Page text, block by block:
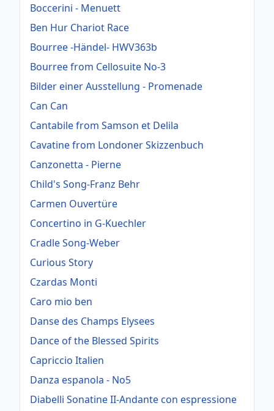
Boccerini - Menuett
Ben Hur Chariot Race
Bourree -Händel- HWV363b
Bourree from Cellosuite No-3
Bilder einer Ausstellung - Promenade
Can Can
Cantabile from Samson et Delila
Cavatine from Londoner Skizzenbuch
Canzonetta - Pierne
Child's Song-Franz Behr
Carmen Ouvertüre
Concertino in G-Kuechler
Cradle Song-Weber
Curious Story
Czardas Monti
Caro mio ben
Danse des Champs Elysees
Dance of the Blessed Spirits
Capriccio Italien
Danza espanola - No5
Diabelli Sonatine II-Andante con espressione